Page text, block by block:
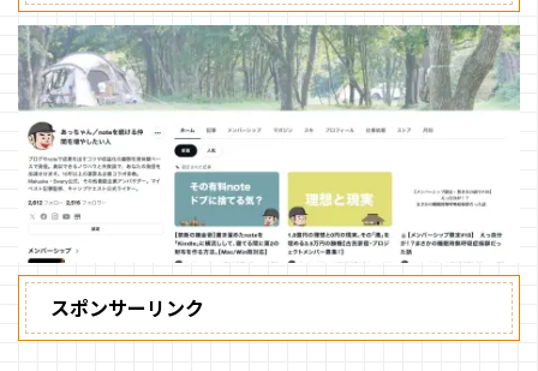
スポンサーリンク